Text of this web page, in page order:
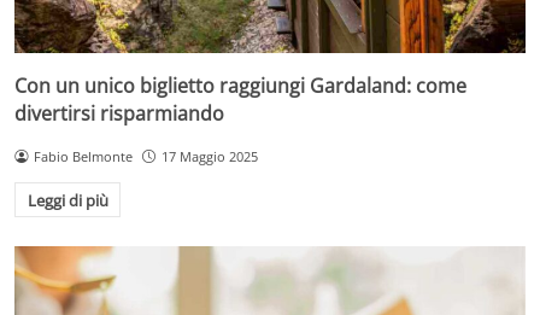
Con un unico biglietto raggiungi Gardaland: come
divertirsi risparmiando
Fabio Belmonte 17 Maggio 2025
Leggi di più